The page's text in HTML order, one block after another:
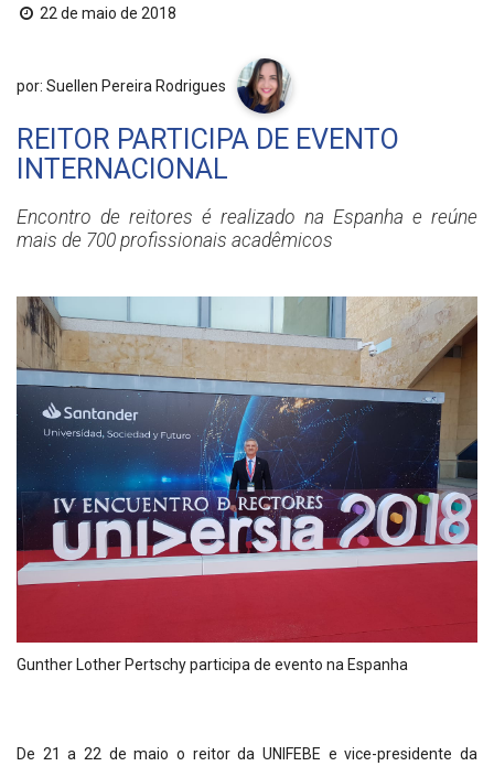
22 de maio de 2018
por: Suellen Pereira Rodrigues
REITOR PARTICIPA DE EVENTO
INTERNACIONAL
Encontro de reitores é realizado na Espanha e reúne
mais de 700 profissionais acadêmicos
Gunther Lother Pertschy participa de evento na Espanha
De 21 a 22 de maio o reitor da UNIFEBE e vice-presidente da